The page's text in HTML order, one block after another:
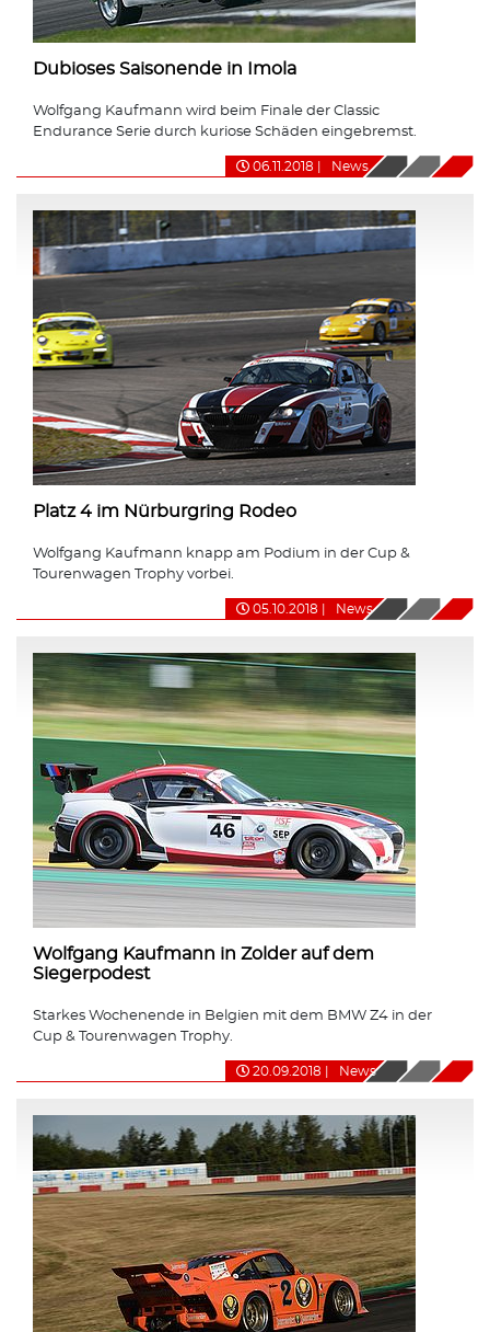
Dubioses Saisonende in Imola
Wolfgang Kaufmann wird beim Finale der Classic
Endurance Serie durch kuriose Schäden eingebremst.
06.11.2018 News
Platz 4 im Nürburgring Rodeo
Wolfgang Kaufmann knapp am Podium in der Cup &
Tourenwagen Trophy vorbei.
05.10.2018 News
Wolfgang Kaufmann in Zolder auf dem
Siegerpodest
Starkes Wochenende in Belgien mit dem BMW Z4 in der
Cup & Tourenwagen Trophy.
20.09.2018 News